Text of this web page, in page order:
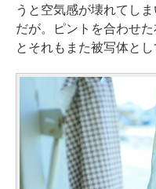
うと空気感が壊れてし
だが。ピントを合わせ
とそれもまた被写体とし